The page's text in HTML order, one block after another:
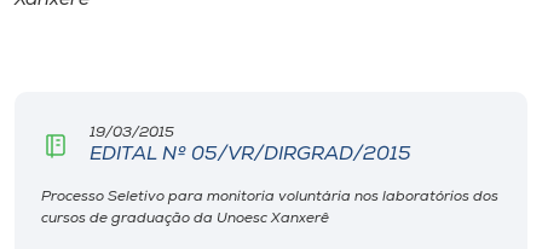
Editora
Rádio
19/03/2015
EDITAL Nº 05/VR/DIRGRAD/2015
Processo Seletivo para monitoria voluntária nos laboratórios dos
cursos de graduação da Unoesc Xanxerê